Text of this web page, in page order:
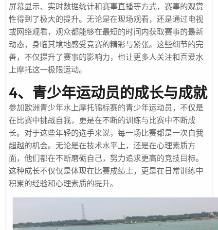
屏幕显示、实时数据统计和赛事直播等方式，赛事的观赏
性得到了极大的提升。无论是在现场观看，还是通过电视
或网络观看，观众都能够在最短的时间内获取赛事的最新
动态，身临其境地感受竞赛的精彩与紧张。这些细节的完
善，不仅提升了赛事的影响力，也让更多人关注和喜爱水
上摩托这一极限运动。
4、青少年运动员的成长与成就
参加欧洲青少年水上摩托锦标赛的青少年运动员，不仅是
在比赛中挑战自我，更是在不断的训练与比赛中不断成
长。对于这些年轻的选手来说，每一场比赛都是一次自我
超越的机会。无论是在技术水平上，还是在心理素质方
面，他们都在不断磨砺自己，努力追求更高的竞技目标。
这种成长不仅仅是体现在比赛成绩上，更是在日常训练中
积累的经验和心理素质的提升。